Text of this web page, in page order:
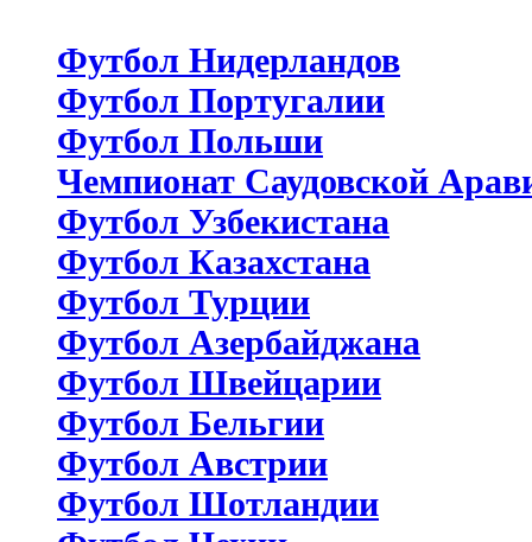
Футбол Нидерландов
Футбол Португалии
Футбол Польши
Чемпионат Саудовской
Футбол Узбекистана
Футбол Казахстана
Футбол Турции
Футбол Азербайджана
Футбол Швейцарии
Футбол Бельгии
Футбол Австрии
Футбол Шотландии